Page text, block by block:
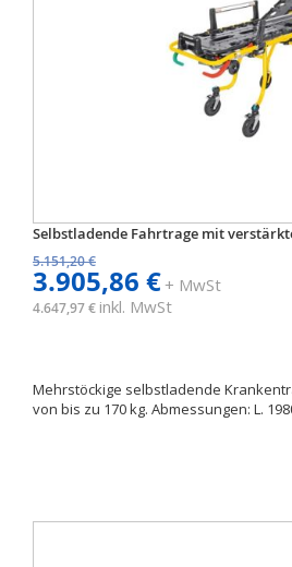
Selbstladende Fahrtrage mit
5.151,20 €
3.905,86 €+ MwSt
4.647,97 € inkl. MwSt
Mehrstöckige selbstladende
von bis zu 170 kg. Abmessungen: L.